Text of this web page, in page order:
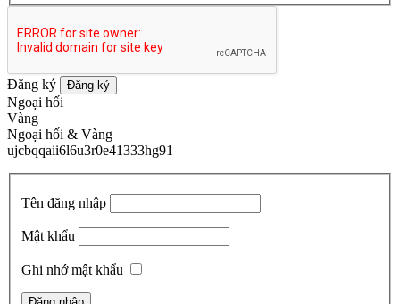
Đăng ký Đăng ký
Ngoại hối
Vàng
Ngoại hối & Vàng
ujcbqqaii6l6u3r0e41333hg91
Tên đăng nhập
Mật khẩu
Ghi nhớ mật khẩu